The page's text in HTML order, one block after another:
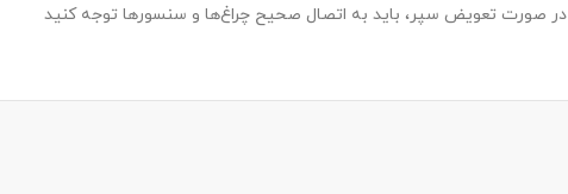
در صورت تعویض سپر، باید به اتصال صحیح چراغ‌ها و سنسورها توجه کنید